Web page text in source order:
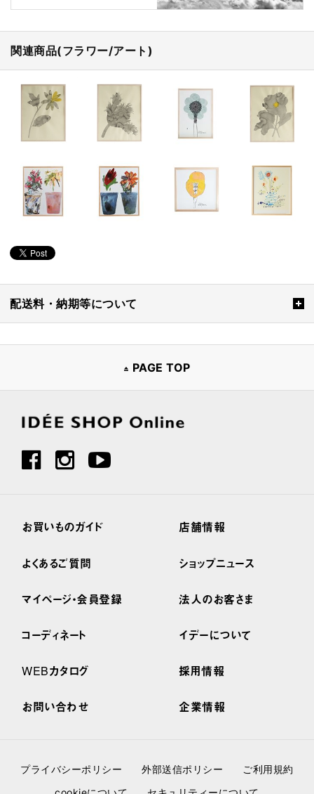
関連商品(フラワー/アート)
配送料・納期等について
PAGE TOP
お買いものガイド
よくあるご質問
マイページ・会員登録
コーディネート
WEBカタログ
お問い合わせ
店舗情報
ショップニュース
法人のお客さま
イデーについて
採用情報
企業情報
プライバシーポリシー 外部送信ポリシー
ご利用規約